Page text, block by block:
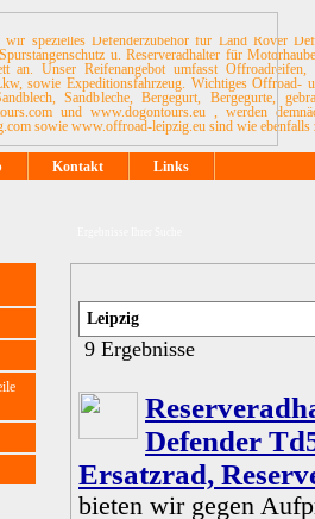
wir spezielles Defenderzubehör für Land Rover
u. Reserveradhalter für
an. Unser Reifenangebot umfasst
sowie Expeditionsfahrzeug. Wichtiges
Sandbleche, Bergegurt, Bergegurte,
und www.dogontours.eu , werden
sowie www.offroad-leipzig.eu sind wie ebenfalls
Kontakt Links
9 Ergebnisse
Defender
Ersatzrad,
bieten wir gegen